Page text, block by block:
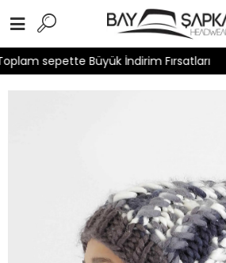
sepette Büyük İndirim Fırsatları